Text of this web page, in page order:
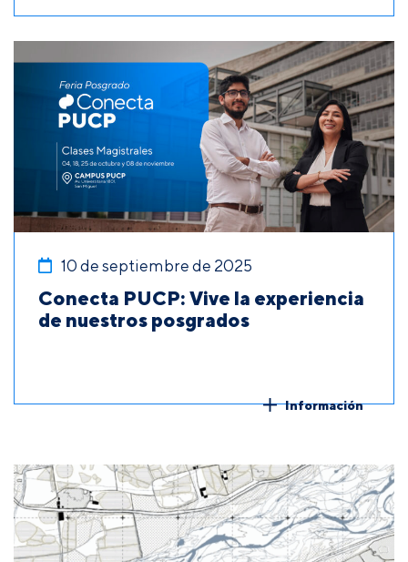
10 de septiembre de 2025
Conecta PUCP: Vive la experiencia
de nuestros posgrados
Información